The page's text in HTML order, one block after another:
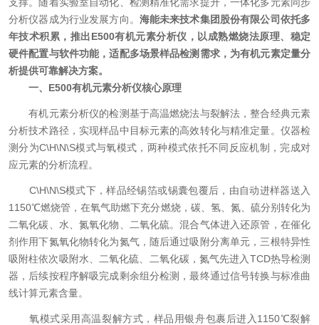
分析仪器成为行业发展方向。 海能未来技术集团股份有限公司依托多
年技术积累，推出E500有机元素分析仪，以成熟燃烧法原理、稳定
硬件配置与软件功能，适配多场景样品检测需求，为有机元素定量分
析提供可靠解决方案。
一、E500有机元素分析仪核心原理
有机元素分析仪的检测基于高温燃烧法与裂解法，整合经典元素
分析技术路径，实现样品中目标元素的高效转化与精准定量。仪器检
测分为C\H\N\S模式与氧模式，两种模式依托不同反应机制，完成对
应元素的分析流程。
C\H\N\S模式下，样品经锡箔或锡囊包覆后，由自动进样器送入
1150℃燃烧管，在氧气助燃下充分燃烧，碳、氢、氮、硫分别转化为
二氧化碳、水、氮氧化物、二氧化硫。混合气体进入还原管，在催化
剂作用下氮氧化物转化为氮气，随后通过吸附分离单元，三根特异性
吸附柱依次吸附水、二氧化硫、二氧化碳，氮气先进入TCD热导检测
器，后续按程序解吸完成剩余组分检测，最终通过信号转换与标准曲
线计算元素含量。
氧模式采用高温裂解方式，样品用银舟包裹后进入1150℃裂解